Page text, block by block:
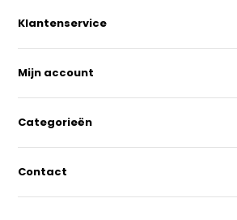
Klantenservice
Mijn account
Categorieën
Contact